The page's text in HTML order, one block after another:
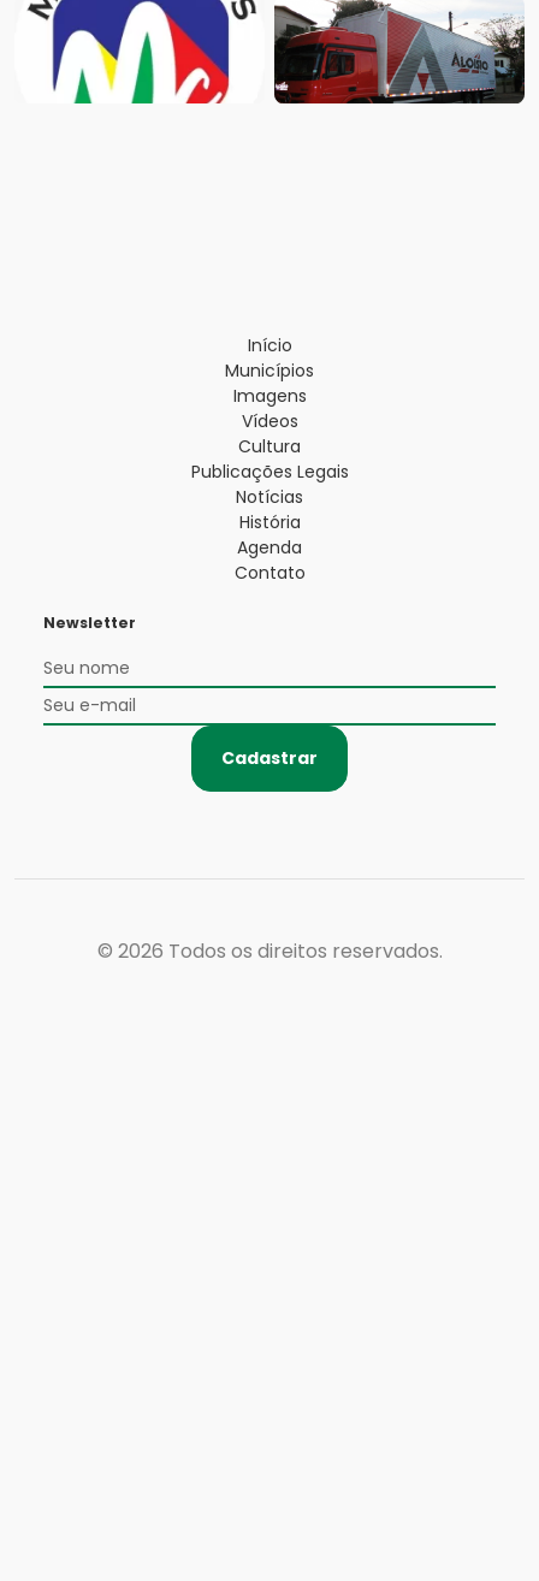
Início
Municípios
Imagens
Vídeos
Cultura
Publicações Legais
Notícias
História
Agenda
Contato
Newsletter
Cadastrar
© 2026 Todos os direitos reservados.